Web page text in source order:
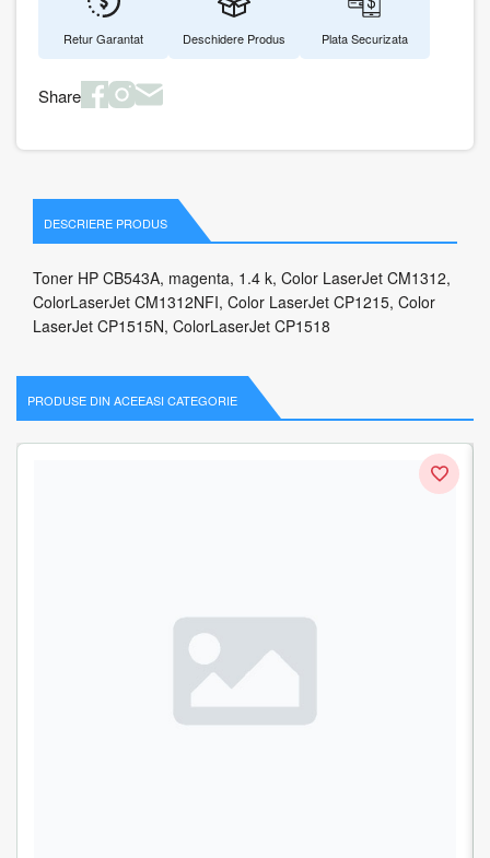
Retur Garantat Deschidere Produs Plata Securizata
Share
DESCRIERE PRODUS
Toner HP CB543A, magenta, 1.4 k, Color LaserJet CM1312,
ColorLaserJet CM1312NFI, Color LaserJet CP1215, Color
LaserJet CP1515N, ColorLaserJet CP1518
PRODUSE DIN ACEEASI CATEGORIE